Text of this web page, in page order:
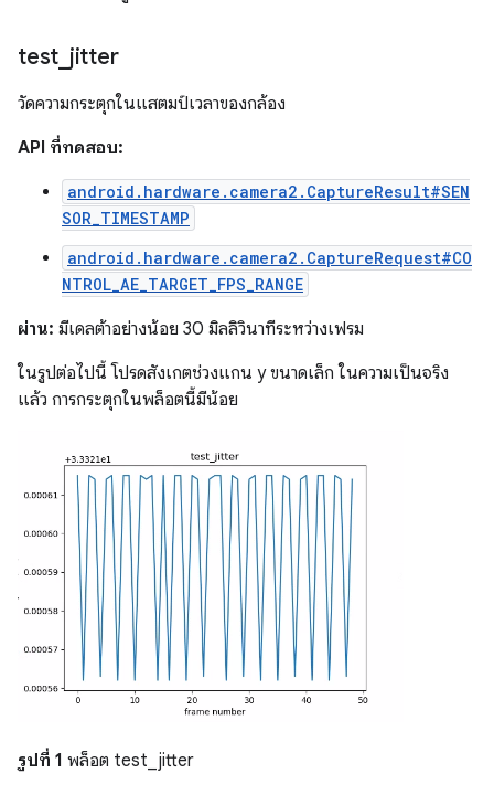
test jitter
วัดความกระตุกในแสตมป์เวลาของกล้อง
API ที่ทดสอบ:
android.hardware.camera2.CaptureResult#SEN
SOR_TIMESTAMP
android.hardware.camera2.CaptureRequest#CO
NTROL_AE_TARGET_FPS_RANGE
ผ่าน: มีเดลต้าอย่างน้อย 30 มิลลิวินาทีระหว่างเฟรม
ในรูปต่อไปนี้ โปรดสังเกตช่วงแกน y ขนาดเล็ก ในความเป็นจริง
แล้ว การกระตุกในพล็อตนี้มีน้อย
รูปที่ 1 พล็อต test_jitter